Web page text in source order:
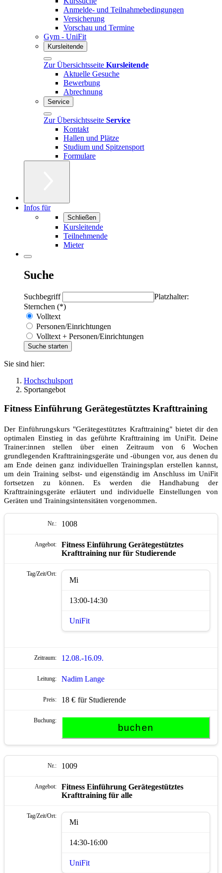
Anmelde- und Teilnahmebedingungen
Versicherung
Vorschau und Termine
Gym - UniFit
Kursleitende
Zur Übersichtsseite Kursleitende
Aktuelle Gesuche
Bewerbung
Abrechnung
Service
Zur Übersichtsseite Service
Kontakt
Hallen und Plätze
Studium und Spitzensport
Formulare
Infos für
Schließen
Kursleitende
Teilnehmende
Mieter
Suche
Suchbegriff
Platzhalter:
Sternchen (*)
Volltext
Personen/Einrichtungen
Volltext + Personen/Einrichtungen
Sie sind hier:
Hochschulsport
Sportangebot
Fitness Einführung Gerätegestütztes Krafttraining
Der Einführungskurs "Gerätegestütztes Krafttraining" bietet dir den
optimalen Einstieg in das geführte Krafttraining im UniFit. Deine
Trainer:innen stellen über einen Zeitraum von 6 Wochen
grundlegenden Krafttrainingsgeräte und -übungen vor, aus denen du
am Ende deinen ganz individuellen Trainingsplan erstellen kannst,
um dein Training selbst- und eigenständig im Anschluss im UniFit
fortsetzen zu können. Es werden die Handhabung der
Krafttrainingsgeräte erläutert und individuelle Einstellungen von
Geräten und Trainingsintensitäten vorgenommen.
1008
Fitness Einführung Gerätegestütztes
Krafttraining nur für Studierende
Mi
13:00-14:30
UniFit
12.08.-16.09.
Nadim Lange
18 € für Studierende
1009
Fitness Einführung Gerätegestütztes
Krafttraining für alle
Mi
14:30-16:00
UniFit